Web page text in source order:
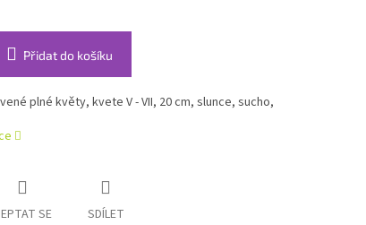
Přidat do košíku
plné květy, kvete V - VII, 20 cm, slunce, sucho,
SE SDÍLET